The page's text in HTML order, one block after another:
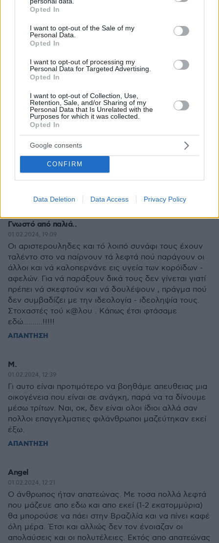
grant or deny consent to Google and its third-party tags to
use your data for below specified purposes in below Google
consent section.
Opted In
I want to opt-out of the Sale of my
Personal Data.
Opted In
I want to opt-out of processing my
Personal Data for Targeted Advertising.
Opted In
I want to opt-out of Collection, Use,
Retention, Sale, and/or Sharing of my
Personal Data that Is Unrelated with the
Purposes for which it was collected.
Opted In
Google consents
CONFIRM
Data Deletion Data Access Privacy Policy
Διασκεδάζουμε υπεύθυνα, επιστρέφουμε με ασφάλεια
ΣΧΟΛΙΑ(95)
ΠΡΟΣΘΗΚΗ ΣΧΟΛΙΟΥ
01.02.2024, 19:51
Όλη η ιστορία είναι καρφωτη από ΜΚΟ ,γιατί τους
παίρνει μεγάλο μερίδιο από την ΠΙΤΑ. Ακριβώς το ίδιο
ήταν και με τον πατήρ Αντώνιο .Βέβαια ο άνθρωπος
είναι παθολογικά τζογαδόρος και κατά συνέπεια
μέγας ΨΕΥΤΗΣ ΚΑΙ ΛΑΟΠΛΑΝΟΣ.
ΑΠΑΝΤΗΣΗ
Γνωστό από παλιά..
01.02.2024, 19:09
Οι αριστερουληδες και τό λοιπό συνάφι τους έχουν
ταλέντο στο να παίρνουν τά λεφτά πού παράγουν οι
άλλοι και νά καλοπερνάνε εις υγεία των κορόϊδων -
αφελών. Για νά παράξουν δικά τους δεν γίνεται γιατί
πρέπει νά σκεφτούν και νά δουλέψουν , πράγμα πού
δεν συμβαδίζει με την ιδεολογία - ιδεοληψία τους.
Στοχαστές τού κ@λου . Κάπως έτσι φτάσαμε
εδώ..........!!!!!
ΑΠΑΝΤΗΣΗ
Μ.
01.02.2024, 12:39
Γι αυτο είναι προτιμότερο να βοηθάμε απευθειας μια
οικογένεια που είναι σε ανάγκη, παρά να τα δίνουμε
μέσω τρίτων. Ναι, οκ, δεν είναι ολοι ίδιοι αλλά σαν
πολλοι επαγγελματιες φιλάνθρωποι μαζεύτηκαν εκεί
έξω.
ΑΠΑΝΤΗΣΗ
Angel
01.02.2024, 12:21
Ο άνθρωπος ήταν απατεώνας. Με τοσα πολλά λεφτά
που μάζευε απο εδω και απο εκεί (1-2 εκατομμύρια)
θα μπορούσε να πάει στην Βραζιλία και να πίνει καφέ
όλη μέρα. Έτσι και αλλιώς δεν τον ένοιαζαν οι
απολαύσεις και οι πολυτέλειες. Εκτός απο απατεώνας